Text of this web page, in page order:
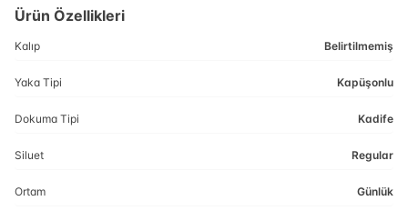
Ürün Özellikleri
Kalıp Belirtilmemiş
Yaka Tipi Kapüşonlu
Dokuma Tipi Kadife
Siluet Regular
Ortam Günlük